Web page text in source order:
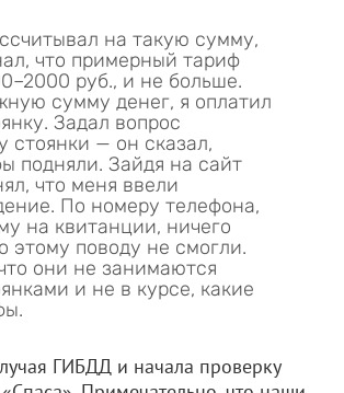
на такую сумму,
что примерный тариф
руб., и не больше.
сумму денег, я оплатил
Задал вопрос
стоянки — он сказал,
подняли. Зайдя на сайт
что меня ввели
По номеру телефона,
на квитанции, ничего
этому поводу не смогли.
они не занимаются
и не в курсе, какие
ГИБДД и начала проверку